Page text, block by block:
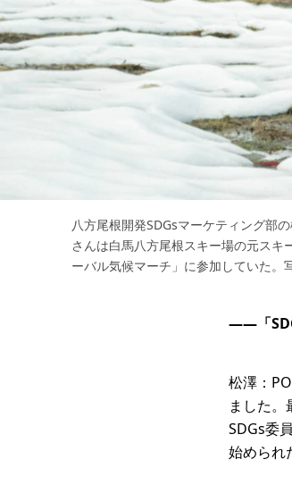
八方尾根開発SDGsマーケティング部
さんは白馬八方尾根スキー場の元ス
ーバル気候マーチ」に参加していた。
——「
松澤：
ました。
SDGs委
始められ